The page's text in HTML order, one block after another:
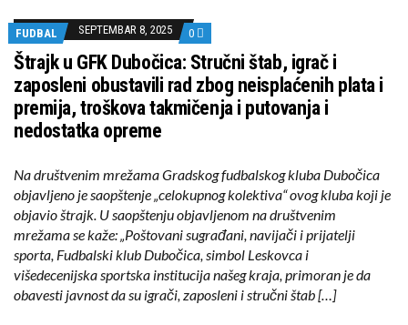
FUDBAL SEPTEMBAR 8, 2025 0
Štrajk u GFK Dubočica: Stručni štab, igrač i
zaposleni obustavili rad zbog neisplaćenih plata i
premija, troškova takmičenja i putovanja i
nedostatka opreme
Na društvenim mrežama Gradskog fudbalskog kluba Dubočica
objavljeno je saopštenje „celokupnog kolektiva“ ovog kluba koji je
objavio štrajk. U saopštenju objavljenom na društvenim
mrežama se kaže: „Poštovani sugrađani, navijači i prijatelji
sporta, Fudbalski klub Dubočica, simbol Leskovca i
višedecenijska sportska institucija našeg kraja, primoran je da
obavesti javnost da su igrači, zaposleni i stručni štab […]